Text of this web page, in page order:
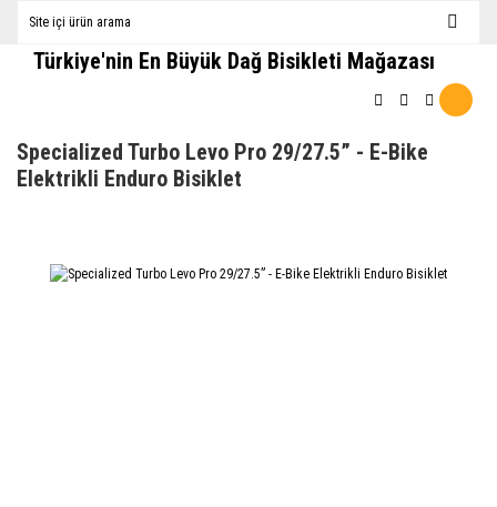
Türkiye'nin En Büyük Dağ Bisikleti Mağazası
Specialized Turbo Levo Pro 29/27.5” - E-Bike
Elektrikli Enduro Bisiklet